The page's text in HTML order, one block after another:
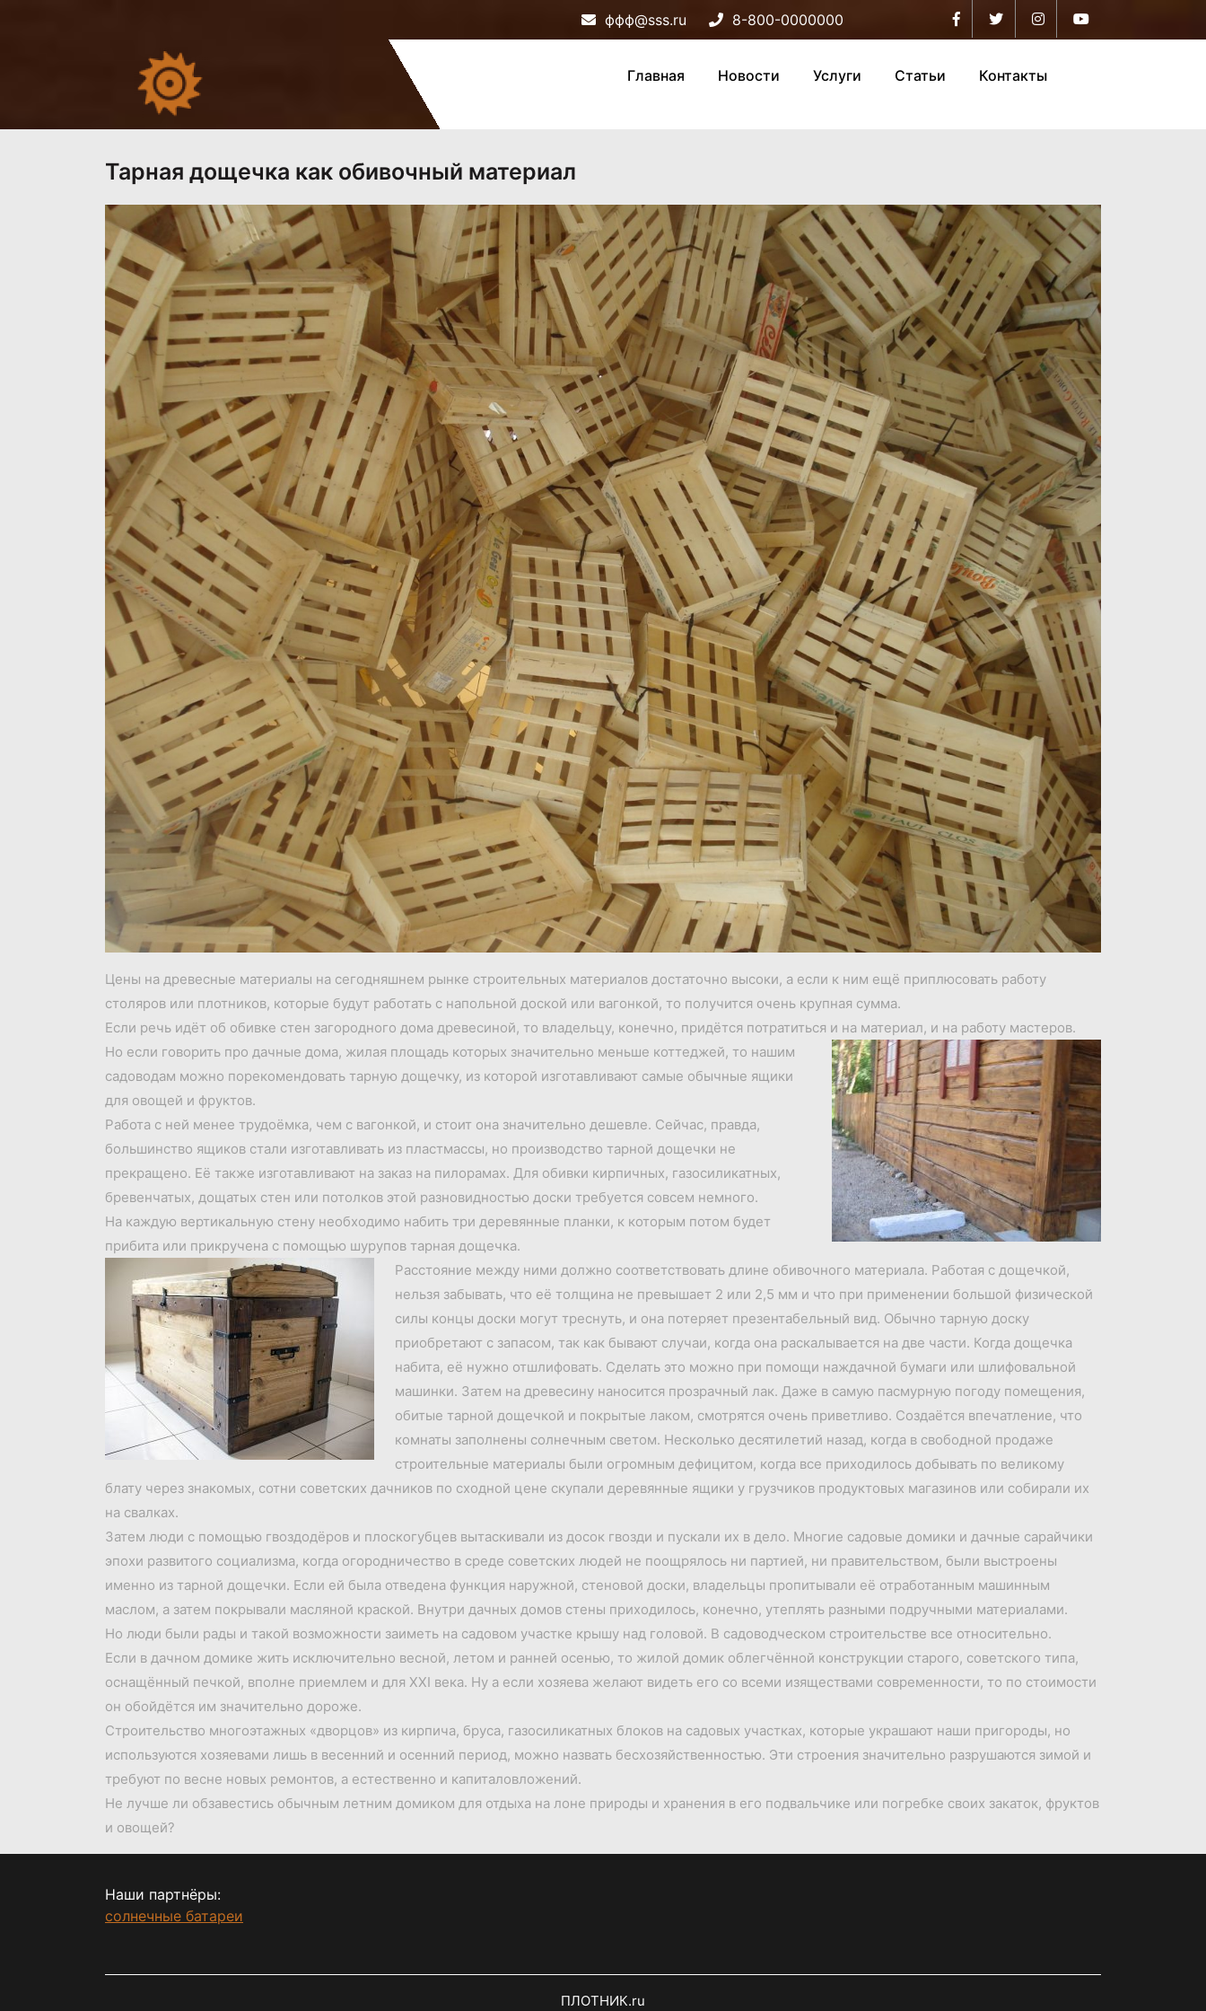
ффф@sss.ru 8-800-0000000 FacebookTwitter Instagram
Главная Новости Услуги Статьи Контакты
Тарная дощечка как обивочный материал
Цены на древесные материалы на сегодняшнем рынке строительных материалов достаточно высоки, а если к ним ещё приплюсовать работу
столяров или плотников, которые будут работать с напольной доской или вагонкой, то получится очень крупная сумма.
Если речь идёт об обивке стен загородного дома древесиной, то владельцу, конечно, придётся потратиться и на материал, и на работу мастеров.
Но если говорить про дачные дома, жилая площадь которых значительно меньше коттеджей, то нашим
садоводам можно порекомендовать тарную дощечку, из которой изготавливают самые обычные ящики
для овощей и фруктов.
Работа с ней менее трудоёмка, чем с вагонкой, и стоит она значительно дешевле. Сейчас, правда,
большинство ящиков стали изготавливать из пластмассы, но производство тарной дощечки не
прекращено. Её также изготавливают на заказ на пилорамах. Для обивки кирпичных, газосиликатных,
бревенчатых, дощатых стен или потолков этой разновидностью доски требуется совсем немного.
На каждую вертикальную стену необходимо набить три деревянные планки, к которым потом будет
прибита или прикручена с помощью шурупов тарная дощечка.
Расстояние между ними должно соответствовать длине обивочного материала. Работая с дощечкой,
нельзя забывать, что её толщина не превышает 2 или 2,5 мм и что при применении большой физической
силы концы доски могут треснуть, и она потеряет презентабельный вид. Обычно тарную доску
приобретают с запасом, так как бывают случаи, когда она раскалывается на две части. Когда дощечка
набита, её нужно отшлифовать. Сделать это можно при помощи наждачной бумаги или шлифовальной
машинки. Затем на древесину наносится прозрачный лак. Даже в самую пасмурную погоду помещения,
обитые тарной дощечкой и покрытые лаком, смотрятся очень приветливо. Создаётся впечатление, что
комнаты заполнены солнечным светом. Несколько десятилетий назад, когда в свободной продаже
строительные материалы были огромным дефицитом, когда все приходилось добывать по великому
блату через знакомых, сотни советских дачников по сходной цене скупали деревянные ящики у грузчиков продуктовых магазинов или собирали их
на свалках.
Затем люди с помощью гвоздодёров и плоскогубцев вытаскивали из досок гвозди и пускали их в дело. Многие садовые домики и дачные сарайчики
эпохи развитого социализма, когда огородничество в среде советских людей не поощрялось ни партией, ни правительством, были выстроены
именно из тарной дощечки. Если ей была отведена функция наружной, стеновой доски, владельцы пропитывали её отработанным машинным
маслом, а затем покрывали масляной краской. Внутри дачных домов стены приходилось, конечно, утеплять разными подручными материалами.
Но люди были рады и такой возможности заиметь на садовом участке крышу над головой. В садоводческом строительстве все относительно.
Если в дачном домике жить исключительно весной, летом и ранней осенью, то жилой домик облегчённой конструкции старого, советского типа,
оснащённый печкой, вполне приемлем и для XXI века. Ну а если хозяева желают видеть его со всеми изяществами современности, то по стоимости
он обойдётся им значительно дороже.
Строительство многоэтажных «дворцов» из кирпича, бруса, газосиликатных блоков на садовых участках, которые украшают наши пригороды, но
используются хозяевами лишь в весенний и осенний период, можно назвать бесхозяйственностью. Эти строения значительно разрушаются зимой и
требуют по весне новых ремонтов, а естественно и капиталовложений.
Не лучше ли обзавестись обычным летним домиком для отдыха на лоне природы и хранения в его подвальчике или погребке своих закаток, фруктов
и овощей?
Наши партнёры:
солнечные батареи
ПЛОТНИК.ru